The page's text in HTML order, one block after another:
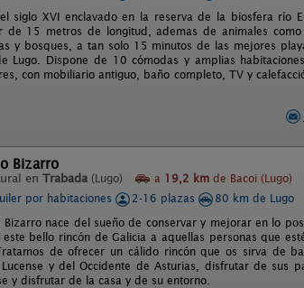
siglo XVI enclavado en la reserva de la biosfera río
de 15 metros de longitud, ademas de animales
y bosques, a tan solo 15 minutos de las mejores
Lugo. Dispone de 10 cómodas y amplias
con mobiliario antiguo, baño completo, TV y
Bizarro
en Trabada (Lugo) a 19,2 km de Bacoi (Lugo)
por habitaciones
2-16 plazas
80 km de Lugo
Bizarro nace del sueño de conservar y mejorar en lo
este bello rincón de Galicia a aquellas personas que
de ofrecer un cálido rincón que os sirva de
Lucense y del Occidente de Asturias, disfrutar de sus
y disfrutar de la casa y de su entorno.